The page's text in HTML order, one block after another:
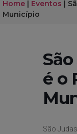
Home | Eventos |
Município
é o
São